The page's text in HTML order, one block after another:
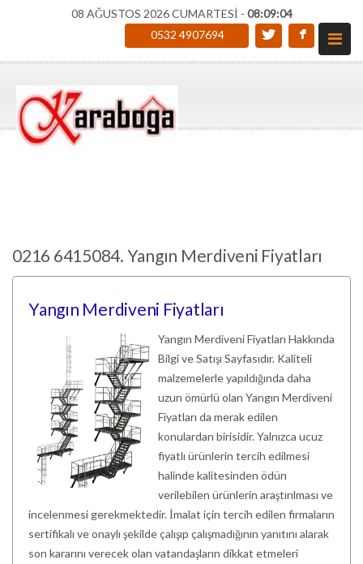
08 AĞUSTOS 2026 CUMARTESİ - 08:09:05
0532 4907694
0216 6415084. Yangın Merdiveni Fiyatları
Yangın Merdiveni Fiyatları
Yangın Merdiveni Fiyatları Hakkında
Bilgi ve Satışı Sayfasıdır. Kaliteli
malzemelerle yapıldığında daha
uzun ömürlü olan Yangın Merdiveni
Fiyatları da merak edilen
konulardan birisidir. Yalnızca ucuz
fiyatlı ürünlerin tercih edilmesi
halinde kalitesinden ödün
verilebilen ürünlerin araştırılması ve
incelenmesi gerekmektedir. İmalat için tercih edilen firmaların
sertifikalı ve onaylı şekilde çalışıp çalışmadığının yanıtını alarak
son kararını verecek olan vatandaşların dikkat etmeleri